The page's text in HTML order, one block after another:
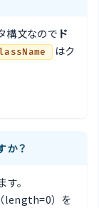
構文なので ド
はク
か？
す。
length=0）を